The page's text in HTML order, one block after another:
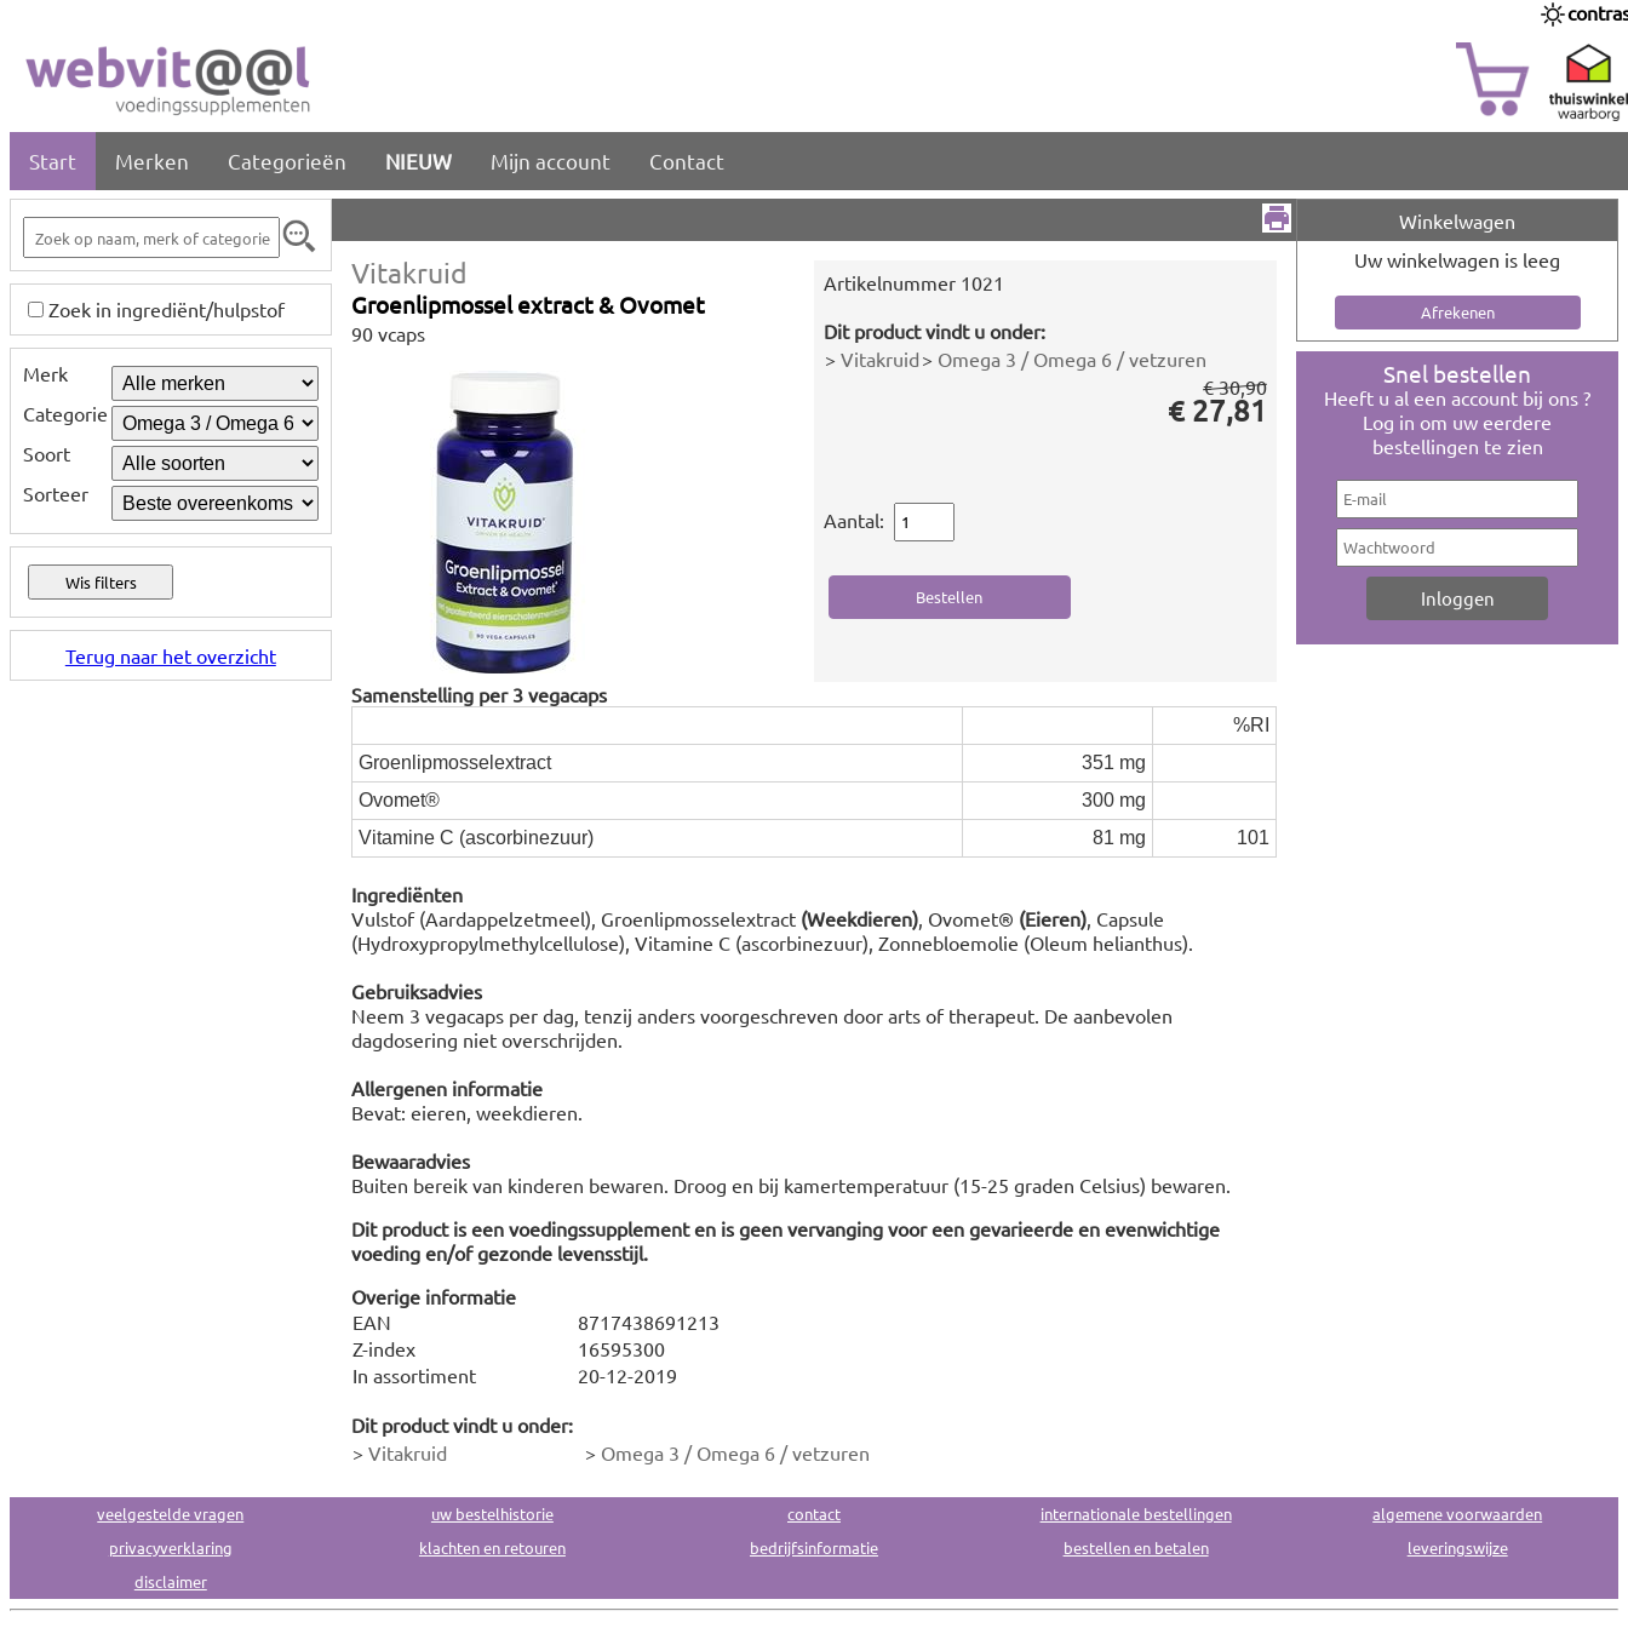
Start Merken Categorieën NIEUW Mijn account Contact
Zoek in ingrediënt/hulpstof
Merk
Categorie
Soort
Sorteer
Terug naar het overzicht
Vitakruid
Groenlipmossel extract & Ovomet
90 vcaps
Artikelnummer 1021
Dit product vindt u onder:
> Vitakruid > Omega 3 / Omega 6 / vetzuren
€ 30,90
€ 27,81
Aantal:
Samenstelling per 3 vegacaps
%RI
Groenlipmosselextract
351 mg
Ovomet®
300 mg
Vitamine C (ascorbinezuur)
81 mg 101
Ingrediënten
Vulstof (Aardappelzetmeel), Groenlipmosselextract (Weekdieren), Ovomet® (Eieren), Capsule
(Hydroxypropylmethylcellulose), Vitamine C (ascorbinezuur), Zonnebloemolie (Oleum helianthus).
Gebruiksadvies
Neem 3 vegacaps per dag, tenzij anders voorgeschreven door arts of therapeut. De aanbevolen
dagdosering niet overschrijden.
Allergenen informatie
Bevat: eieren, weekdieren.
Bewaaradvies
Buiten bereik van kinderen bewaren. Droog en bij kamertemperatuur (15-25 graden Celsius) bewaren.
Dit product is een voedingssupplement en is geen vervanging voor een gevarieerde en evenwichtige
voeding en/of gezonde levensstijl.
Overige informatie
EAN
8717438691213
Z-index
16595300
In assortiment
20-12-2019
Dit product vindt u onder:
> Vitakruid > Omega 3 / Omega 6 / vetzuren
Winkelwagen
Uw winkelwagen is leeg
Snel bestellen
Heeft u al een account bij ons ?
Log in om uw eerdere
bestellingen te zien
veelgestelde vragen uw bestelhistorie contact internationale bestellingen
algemene voorwaarden
privacyverklaring
klachten en retouren bedrijfsinformatie bestellen en betalen
leveringswijze
disclaimer